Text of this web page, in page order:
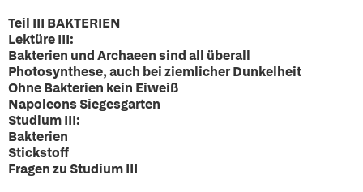
Teil III BAKTERIEN
Lektüre III:
Bakterien und Archaeen sind all überall
Photosynthese, auch bei ziemlicher Dunkelheit
Ohne Bakterien kein Eiweiß
Napoleons Siegesgarten
Studium III:
Bakterien
Stickstoff
Fragen zu Studium III